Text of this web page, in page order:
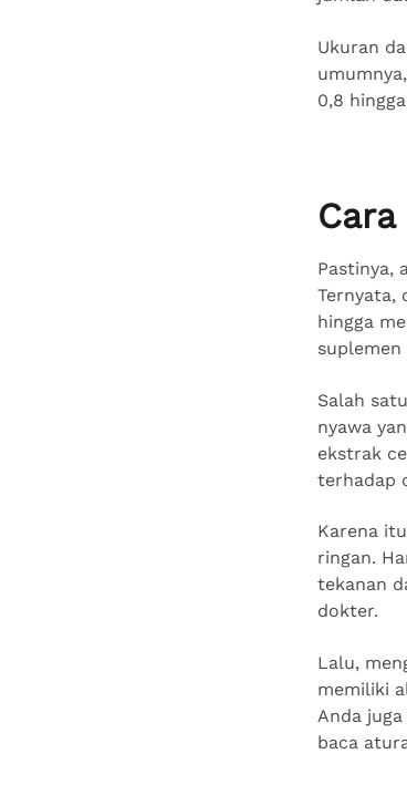
Ukuran
0,8
Pastinya,
Ternyata,
hingga
suplemen
Salah
nyawa
ekstrak
terhadap
Karena
ringan.
tekanan
dokter.
Lalu,
memiliki
Anda
baca